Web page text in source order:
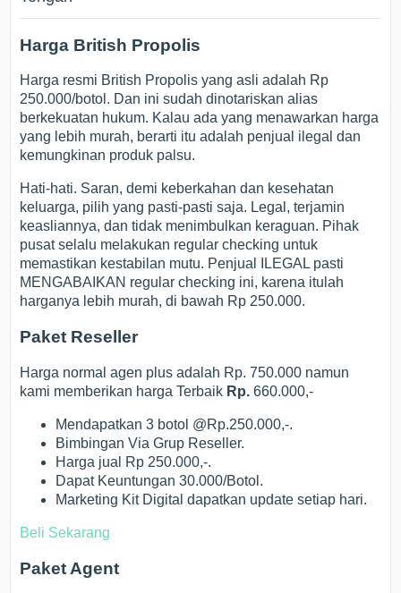
Harga British Propolis
Harga resmi British Propolis yang asli adalah Rp
250.000/botol. Dan ini sudah dinotariskan alias
berkekuatan hukum. Kalau ada yang menawarkan harga
yang lebih murah, berarti itu adalah penjual ilegal dan
kemungkinan produk palsu.
Hati-hati. Saran, demi keberkahan dan kesehatan
keluarga, pilih yang pasti-pasti saja. Legal, terjamin
keasliannya, dan tidak menimbulkan keraguan. Pihak
pusat selalu melakukan regular checking untuk
memastikan kestabilan mutu. Penjual ILEGAL pasti
MENGABAIKAN regular checking ini, karena itulah
harganya lebih murah, di bawah Rp 250.000.
Paket Reseller
Harga normal agen plus adalah Rp. 750.000 namun
kami memberikan harga Terbaik Rp. 660.000,-
Mendapatkan 3 botol @Rp.250.000,-.
Bimbingan Via Grup Reseller.
Harga jual Rp 250.000,-.
Dapat Keuntungan 30.000/Botol.
Marketing Kit Digital dapatkan update setiap hari.
Beli Sekarang
Paket Agent